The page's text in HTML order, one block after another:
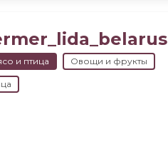
и птица Овощи и фрукты